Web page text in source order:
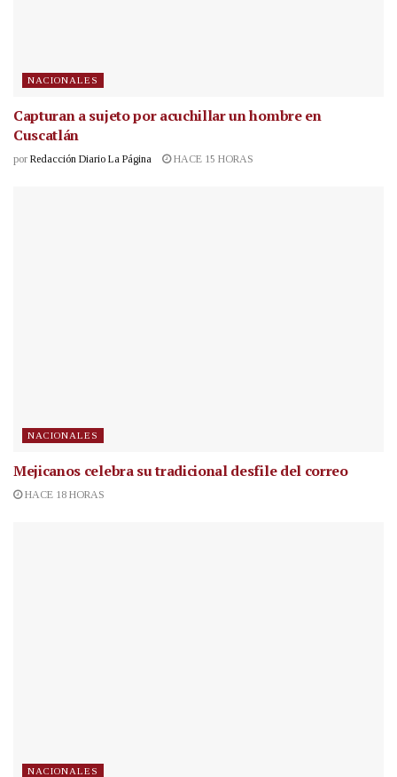
NACIONALES
Capturan a sujeto por acuchillar un hombre en
Cuscatlán
por Redacción Diario La Página HACE 15 HORAS
NACIONALES
Mejicanos celebra su tradicional desfile del correo
HACE 18 HORAS
NACIONALES